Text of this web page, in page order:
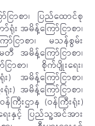
ာစာ၊ ပြည်ထောင်စု
း အမိန့်ကြော်ငြာစာ၊
ငြာစာ၊ မသန်စွမ်း
အမိန့်ကြော်ငြာစာ၊
ာစာ၊ စိုက်ပျိုးရေး၊
) အမိန့်ကြော်ငြာစာ၊
) အမိန့်ကြော်ငြာစာ၊
ြီးဌာန (ဝန်ကြီးရုံး)
ေးနှင့် ပြည်သူ့အင်အား